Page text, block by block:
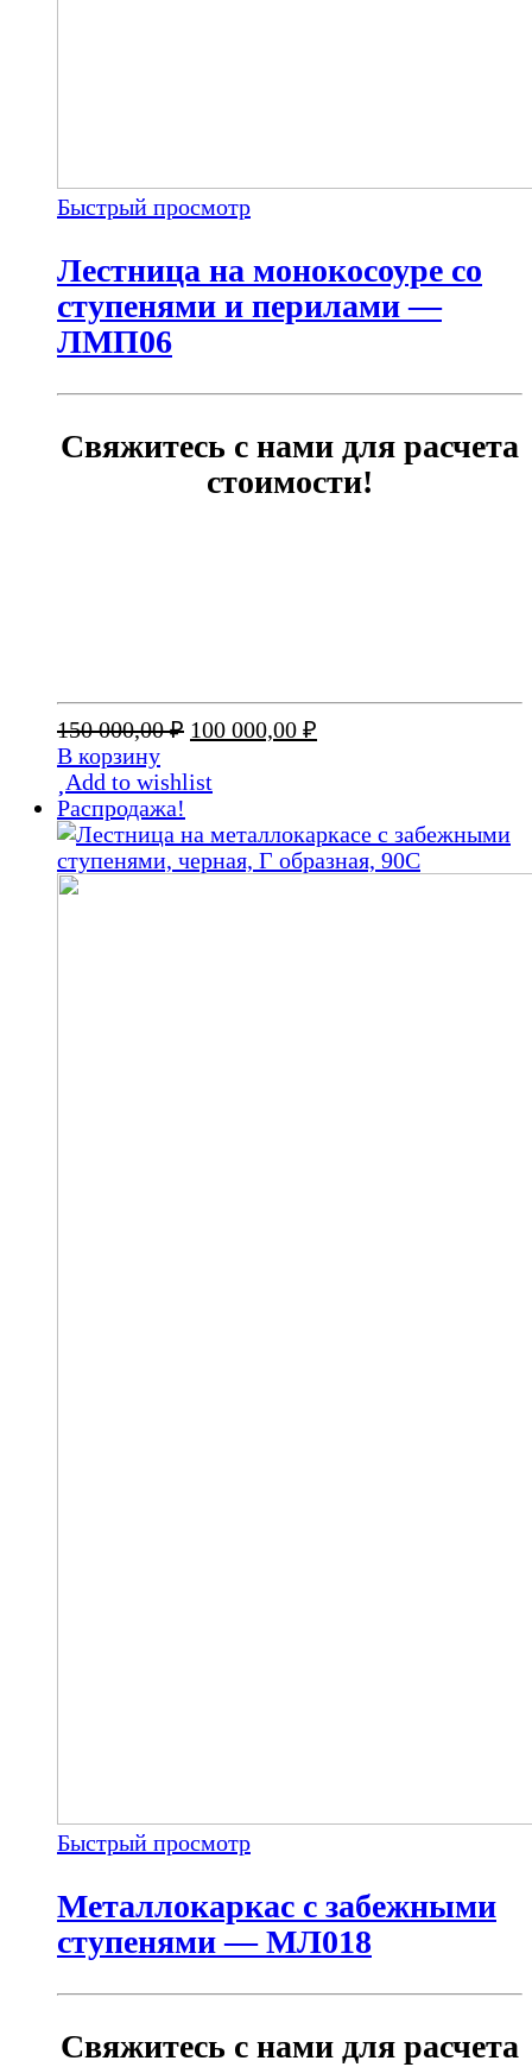
Быстрый просмотр
Лестница на монокосоуре со
ступенями и перилами —
ЛМП06
Свяжитесь с нами для расчета
стоимости!
150 000,00₽ Первоначальная
составляла
000,00 ₽.
100 000,00 ₽
В корзину
Add to wishlist
Распродажа!
Быстрый просмотр
Металлокаркас с забежными
ступенями — МЛ018
Свяжитесь с нами для расчета